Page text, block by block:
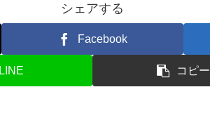
シェアする
Facebook
LINE コピー